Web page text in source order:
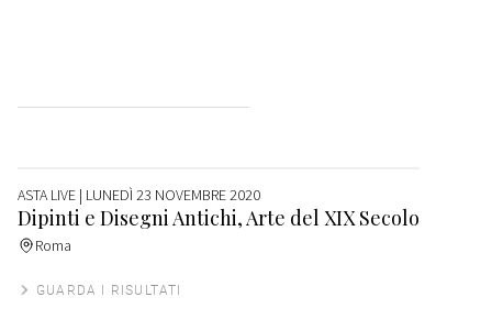
ASTA LIVE | LUNEDÌ 23 NOVEMBRE 2020
Dipinti e Disegni Antichi, Arte del XIX Secolo
Roma
GUARDA I RISULTATI